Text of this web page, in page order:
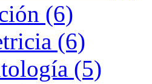
(6)
(6)
(5)